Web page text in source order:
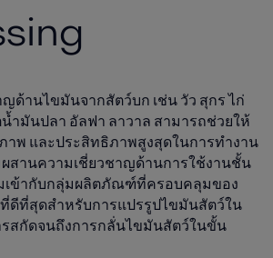
ด้านไขมันจากสัตว์บก เช่น วัว สุกร ไก่
ำมันปลา อัลฟา ลาวาล สามารถช่วยให้
พ และประสิทธิภาพสูงสุดในการทำงาน
สานความเชี่ยวชาญด้านการใช้งานชั้น
เข้ากับกลุ่มผลิตภัณฑ์ที่ครอบคลุมของ
ที่ดีที่สุดสำหรับการแปรรูปไขมันสัตว์ใน
สกัดจนถึงการกลั่นไขมันสัตว์ในขั้น